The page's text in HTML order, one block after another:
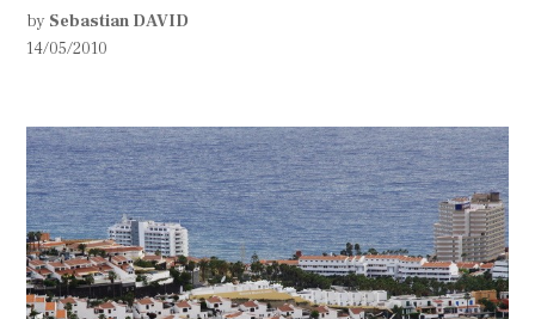
by Sebastian DAVID
14/05/2010